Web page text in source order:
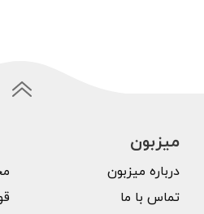
میزبون
درباره میزبون
تماس با ما